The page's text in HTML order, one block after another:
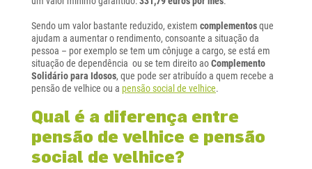
Sendo um valor bastante reduzido, existem complementosque
ajudam a aumentar o rendimento, consoante a situação da
pessoa – por exemplo se tem um cônjuge a cargo, se está em
situação de dependência ou se tem direito aoComplemento
Solidário para Idosos, que pode ser atribuído a quem recebe a
pensão de velhice ou a pensão social de velhice.
Qual é a diferença entre
pensão de velhice e pensão
social de velhice?